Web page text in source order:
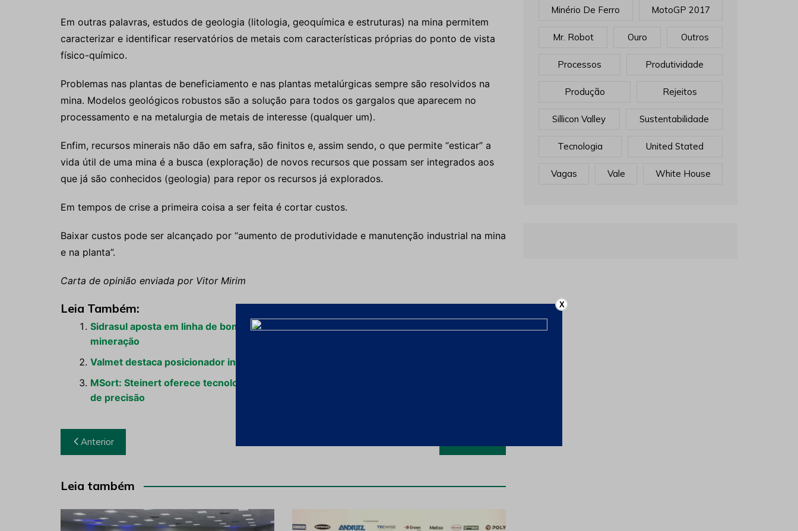
Em outras palavras, estudos de geologia (litologia, geoquímica e estruturas) na mina permitem
caracterizar e identificar reservatórios de metais com características próprias do ponto de vista
físico-químico.
Problemas nas plantas de beneficiamento e nas plantas metalúrgicas sempre são resolvidos na
mina. Modelos geológicos robustos são a solução para todos os gargalos que aparecem no
processamento e na metalurgia de metais de interesse (qualquer um).
Enfim, recursos minerais não dão em safra, são finitos e, assim sendo, o que permite “esticar” a
vida útil de uma mina é a busca (exploração) de novos recursos que possam ser integrados aos
que já são conhecidos (geologia) para repor os recursos já explorados.
Em tempos de crise a primeira coisa a ser feita é cortar custos.
Baixar custos pode ser alcançado por “aumento de produtividade e manutenção industrial na mina
e na planta”.
Carta de opinião enviada por Vitor Mirim
Leia Também:
Sidrasul aposta em linha de bombas submersíveis para dragagem para reduzir custos na
mineração
Valmet destaca posicionador inteligente Neles NDX 2.0 no Workshop Opex 2025
MSort: Steinert oferece tecnologia para granulometria de partículas finas com 99m9%
de precisão
Navegação
de
Post
Anterior
Leia também
Minério De Ferro MotoGP 2017
Mr. Robot Ouro Outros
Processos Produtividade
Produção Rejeitos
Sillicon Valley Sustentabilidade
Tecnologia United Stated
Vagas Vale White House
X